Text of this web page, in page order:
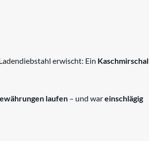
erwischt: Ein Kaschmirschal
laufen – und wareinschlägig